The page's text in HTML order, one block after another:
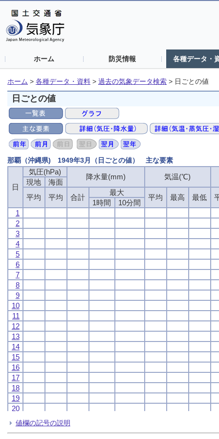
ホーム 防災情報 各種データ・
ホーム > 各種データ・資料 > 過去の気象データ検索 > 日ごとの値
日ごとの値
那覇（沖縄県) 1949年3月（日ごとの値） 主な要素
日
気圧(hPa)
降水量(mm) 気温(℃)
現地
海面
平均
平均 合計
最大
平均 最高 最低
1時間
10分間
1
2
3
4
5
6
7
8
9
10
11
12
13
14
15
16
17
18
19
20
21
22
日
気圧(hPa)
降水量(mm) 気温(℃)
現地
海面
平均
平均 合計
最大
平均 最高 最低
1時間
10分間
1
2
3
4
5
6
7
8
9
10
11
12
13
14
15
16
17
18
19
20
21
22
日
気圧(hPa)
降水量(mm) 気温(℃)
現地
海面
平均
平均 合計
最大
平均 最高 最低
1時間
10分間
1
2
3
4
5
6
7
8
9
10
11
12
13
14
15
16
17
18
19
20
21
22
日
気圧(hPa)
降水量(mm) 気温(℃)
現地
海面
平均
平均 合計
最大
平均 最高 最低
1時間
10分間
1
2
3
4
5
6
7
8
9
10
11
12
13
14
15
16
17
18
19
20
21
22
値欄の記号の説明